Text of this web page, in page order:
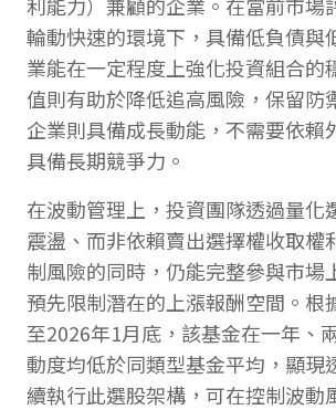
輪動快速的環境下，具備低負債與
業能在一定程度上強化投資組合的
值則有助於降低追高風險，保留防
企業則具備成長動能，不需要依賴
具備長期競爭力。
在波動管理上，投資團隊透過量化
震盪、而非依賴賣出選擇權收取權
制風險的同時，仍能完整參與市場
預先限制潛在的上漲報酬空間。根
至2026年1月底，該基金在一年、
動度均低於同類型基金平均，顯現
續執行此選股架構，可在控制波動